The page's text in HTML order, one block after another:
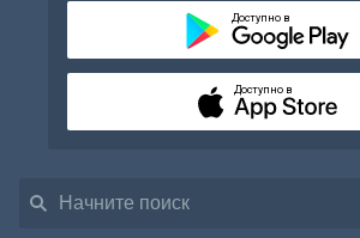
Доступно в
Доступно в